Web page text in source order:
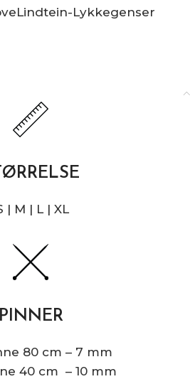
Lykkegenser
| M | L | XL
PINNER
80 cm – 7 mm
40 cm – 10 mm